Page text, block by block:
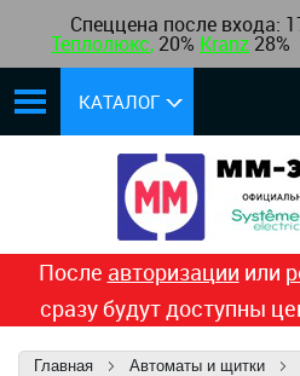
Спеццена после входа:
Теплолюкс, 20% Kranz 28%
КАТАЛОГ
После авторизации или
сразу будут доступны
Главная
Автоматы и щитки